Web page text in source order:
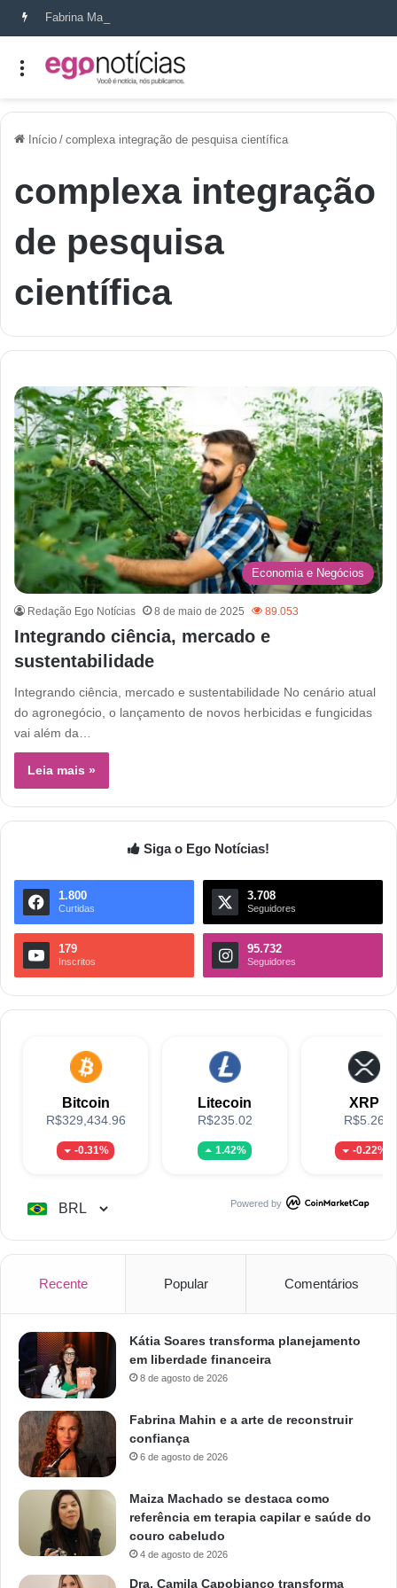
Fabrina Mahin e a arte de reconstruir confiança
Início / complexa integração de pesquisa científica
complexa integração
de pesquisa
científica
Economia e Negócios
Redação Ego Notícias 8 de maio de 2025 89.053
Integrando ciência, mercado e
sustentabilidade
Integrando ciência, mercado e sustentabilidade No cenário atual
do agronegócio, o lançamento de novos herbicidas e fungicidas
vai além da…
Leia mais »
Siga o Ego Notícias!
1.800
Curtidas
3.708
Seguidores
179
Inscritos
95.732
Seguidores
Bitcoin
R$329,434.96
-0.31%
Litecoin
R$235.02
1.42%
XRP
R$5.26
-0.22%
Powered by
Recente Popular Comentários
Kátia Soares transforma planejamento
em liberdade financeira
8 de agosto de 2026
Fabrina Mahin e a arte de reconstruir
confiança
6 de agosto de 2026
Maiza Machado se destaca como
referência em terapia capilar e saúde do
couro cabeludo
4 de agosto de 2026
Dra. Camila Capobianco transforma